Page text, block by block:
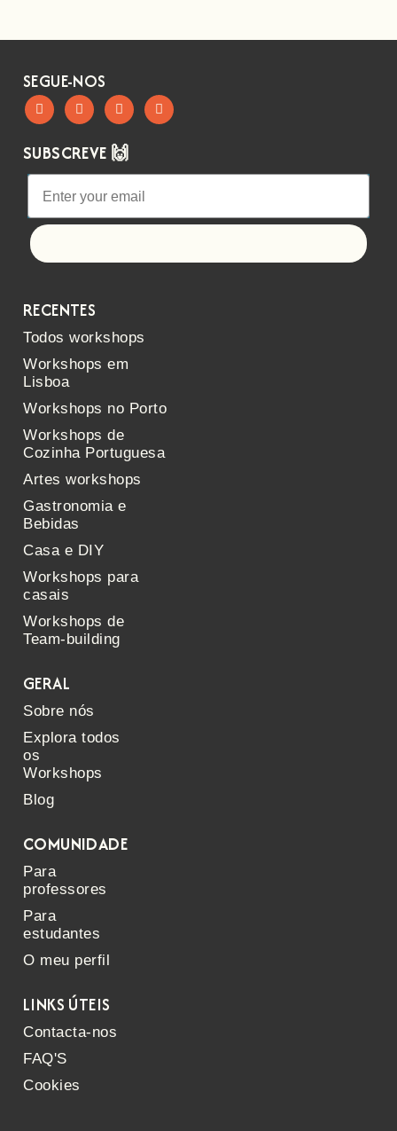
SEGUE-NOS
SUBSCREVE 🙌
RECENTES
Todos workshops
Workshops em
Lisboa
Workshops no Porto
Workshops de
Cozinha Portuguesa
Artes workshops
Gastronomia e
Bebidas
Casa e DIY
Workshops para
casais
Workshops de
Team-building
GERAL
Sobre nós
Explora todos
os
Workshops
Blog
COMUNIDADE
Para
professores
Para
estudantes
O meu perfil
LINKS ÚTEIS
Contacta-nos
FAQ'S
Cookies